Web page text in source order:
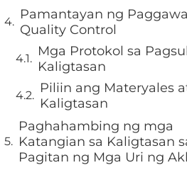
Pamantayan ng
Quality Control
Mga Protokol sa
Kaligtasan
Piliin ang Materyales
Kaligtasan
Paghahambing ng mga
Katangian sa Kaligtasan
Pagitan ng Mga Uri ng